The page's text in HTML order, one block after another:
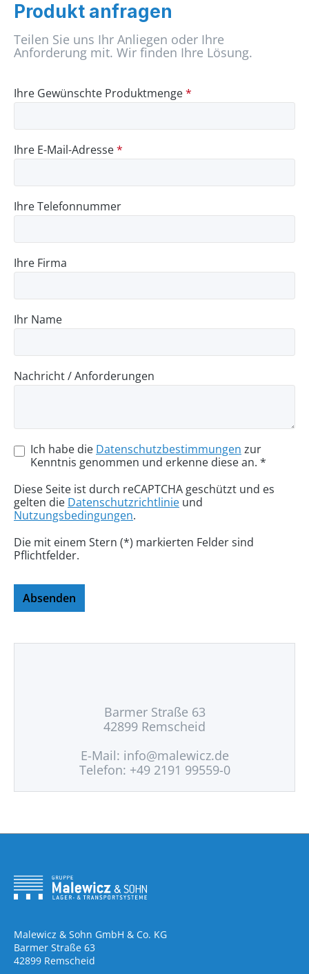
Produkt anfragen
Teilen Sie uns Ihr Anliegen oder Ihre
Anforderung mit. Wir finden Ihre Lösung.
Ihre Gewünschte Produktmenge*
Ihre E-Mail-Adresse*
Ihre Telefonnummer
Ihre Firma
Ihr Name
Nachricht / Anforderungen
Ich habe die Datenschutzbestimmungen zur
Kenntnis genommen und erkenne diese an. *
Diese Seite ist durch reCAPTCHA geschützt und es
gelten die Datenschutzrichtlinie und
Nutzungsbedingungen.
Die mit einem Stern (*) markierten Felder sind
Pflichtfelder.
Absenden
Barmer Straße 63
42899 Remscheid
E-Mail: info@malewicz.de
Telefon: +49 2191 99559-0
Malewicz & Sohn GmbH & Co. KG
Barmer Straße 63
42899 Remscheid